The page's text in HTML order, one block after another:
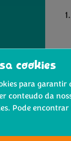
cookies
para
conteudo da
Pode